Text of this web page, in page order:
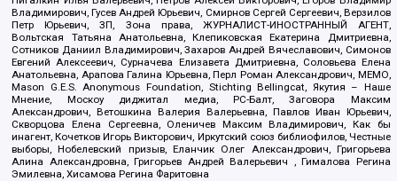
Владимирович, Гусев Андрей Юрьевич, Смирнов Сергей Сергеевич, Верзилов
Петр Юрьевич, ЗП, Зона права, ЖУРНАЛИСТ-ИНОСТРАННЫЙ АГЕНТ,
Вольтская Татьяна Анатольевна, Клепиковская Екатерина Дмитриевна,
Сотников Даниил Владимирович, Захаров Андрей Вячеславович, Симонов
Евгений Алексеевич, Сурначева Елизавета Дмитриевна, Соловьева Елена
Анатольевна, Арапова Галина Юрьевна, Перл Роман Александрович, МЕМО,
Mason G.E.S. Anonymous Foundation, Stichting Bellingcat, Якутия – Наше
Мнение, Москоу диджитал медиа, РС-Балт, Заговора Максим
Александрович, Ветошкина Валерия Валерьевна, Павлов Иван Юрьевич,
Скворцова Елена Сергеевна, Оленичев Максим Владимирович, Как бы
инагент, Кочетков Игорь Викторович, Иркутский союз библиофилов, Честные
выборы, Нобелевский призыв, Еланчик Олег Александрович, Григорьева
Алина Александровна, Григорьев Андрей Валерьевич , Гималова Регина
Эмилевна, Хисамова Регина Фаритовна